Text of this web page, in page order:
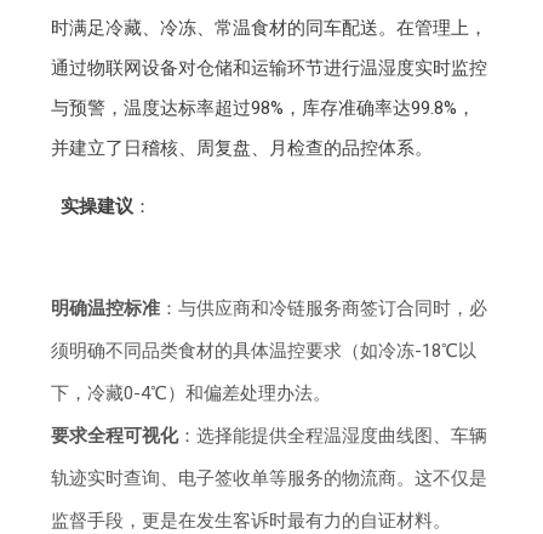
时满足冷藏、冷冻、常温食材的同车配送。在管理上，
通过物联网设备对仓储和运输环节进行温湿度实时监控
与预警，温度达标率超过98%，库存准确率达99.8%，
并建立了日稽核、周复盘、月检查的品控体系。
实操建议 ：
明确温控标准 ：与供应商和冷链服务商签订合同时，必
须明确不同品类食材的具体温控要求（如冷冻-18℃以
下，冷藏0-4℃）和偏差处理办法。
要求全程可视化：选择能提供全程温湿度曲线图、车辆
轨迹实时查询、电子签收单等服务的物流商。这不仅是
监督手段，更是在发生客诉时最有力的自证材料。